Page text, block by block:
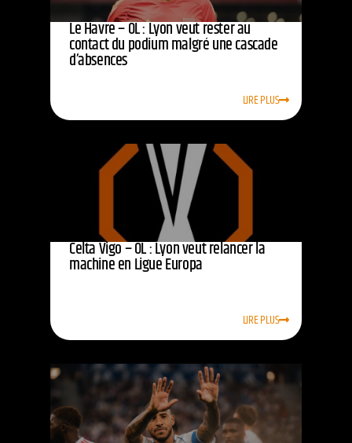
Le Havre – OL : Lyon veut rester au
contact du podium malgré une cascade
d’absences
LIRE PLUS
Celta Vigo – OL : Lyon veut relancer la
machine en Ligue Europa
LIRE PLUS